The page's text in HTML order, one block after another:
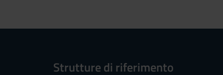
Strutture di riferimento